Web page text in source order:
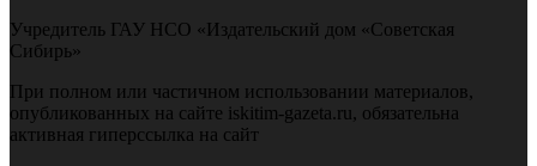
Учредитель ГАУ НСО «Издательский дом «Советская
Сибирь»
При полном или частичном использовании материалов,
опубликованных на сайте iskitim-gazeta.ru, обязательна
активная гиперссылка на сайт